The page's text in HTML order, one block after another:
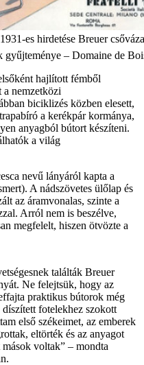
es hirdetése Breuer
gyűjteménye – Domaine de
hajlított fémből
a nemzetközi
biciklizés közben elesett,
a kerékpár kormánya,
anyagból bútort készíteni.
a világ
nevű lányáról kapta a
A nádszövetes ülőlap és
az áramvonalas, szinte a
Arról nem is beszélve,
megfelelt, hiszen ötvözte a
találták Breuer
Ne felejtsük, hogy az
praktikus bútorok még
fotelekhez szokott
első székeimet, az emberek
eltörték és az anyagot
voltak” – mondta